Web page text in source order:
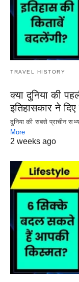
TRAVEL HISTORY
क्या दुनिया की
इतिहासकार ने
दुनिया की सबसे प्राचीन
More
2 weeks ago